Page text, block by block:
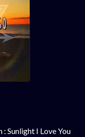
Sunlight I Love You